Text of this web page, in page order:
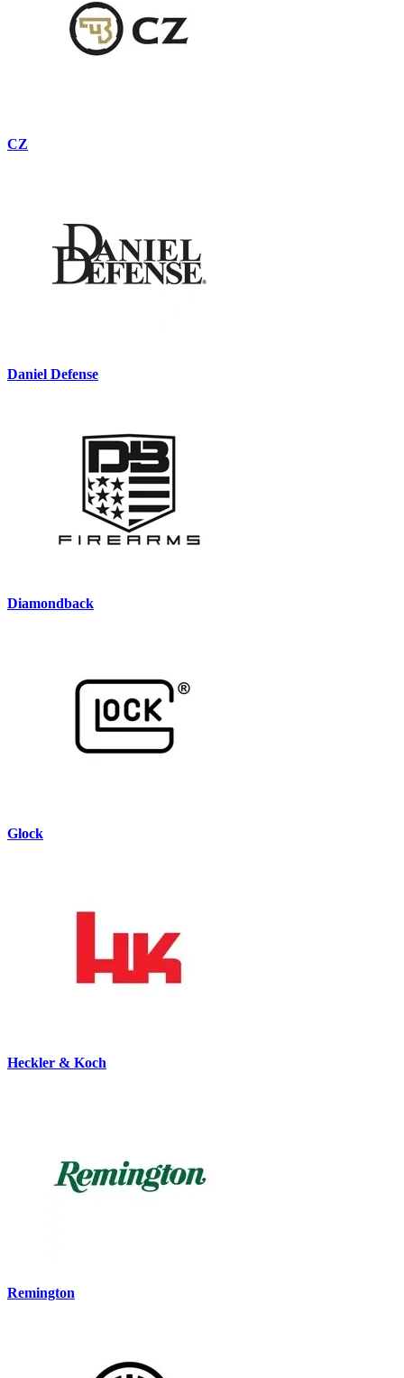
CZ
Daniel Defense
Diamondback
Glock
Heckler & Koch
Remington